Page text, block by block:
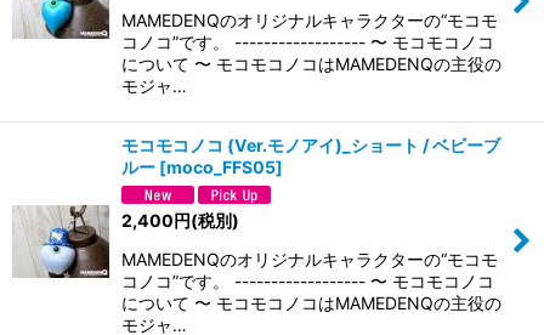
MAMEDENQのオリジナルキャラクターの“モコモ
コノコ”です。 ------------------ 〜 モコモコノコ
について 〜 モコモコノコはMAMEDENQの主役の
モジャ…
モコモコノコ (Ver.モノアイ)_ショート / ベビーブ
ルー [moco_FFS05]
2,400円(税別)
MAMEDENQのオリジナルキャラクターの“モコモ
コノコ”です。 ------------------ 〜 モコモコノコ
について 〜 モコモコノコはMAMEDENQの主役の
モジャ…